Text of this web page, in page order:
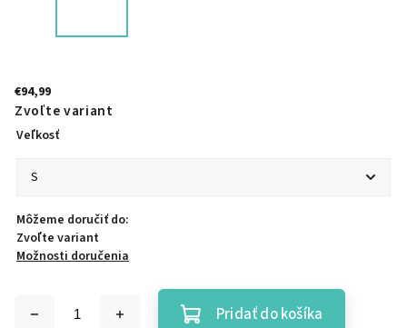
€94,99
Zvoľte variant
Veľkosť
Môžeme doručiť do:
Zvoľte variant
Možnosti doručenia
Pridať do košíka